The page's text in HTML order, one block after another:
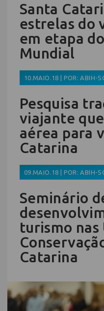
Santa
estrelas do
em etapa
Mundial
10.MAIO.18 | POR: ABIH-
Pesquisa
viajante
aérea para
Catarina
09.MAIO.18 | POR: ABIH-
Seminário
turismo nas
Catarina